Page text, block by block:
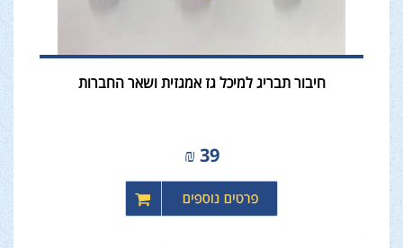
חיבור תבריג למיכל גז אמגזית ושאר החברות
39
₪